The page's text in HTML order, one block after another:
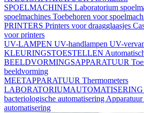
SPOELMACHINES Laboratorium
spoelmachines Toebehoren voor
PRINTERS Printers voor draagglaasjes
voor printers
UV-LAMPEN UV-handlampen UV-
KLEURINGSTOESTELLEN
BEELDVORMINGSAPPARATUUR
beeldvorming
MEETAPPARATUUR Thermometers
LABORATORIUMAUTOMATISERING
bacteriologische automatisering
automatisering